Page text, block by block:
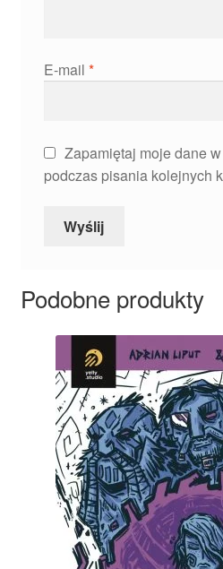
E-mail *
Zapamiętaj moje dane
podczas pisania kolejnych
Podobne produkty